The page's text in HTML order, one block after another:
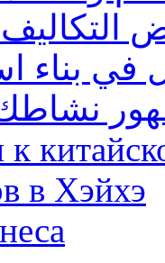
بناء
в Хэйхэ